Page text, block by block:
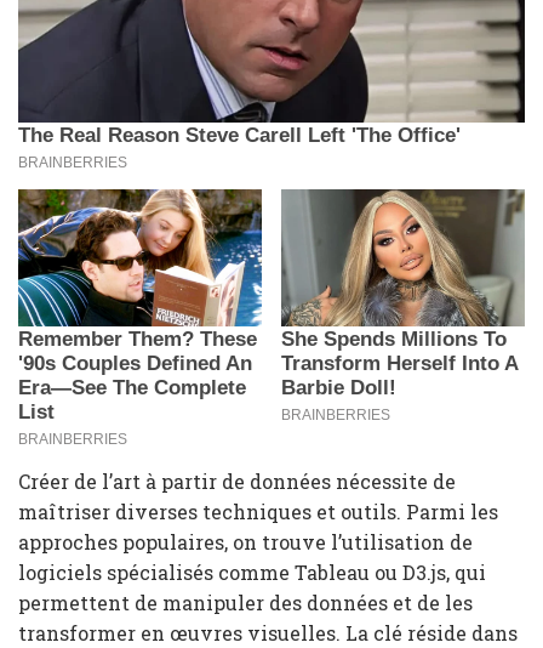
Créer de l’art à partir de données nécessite de
maîtriser diverses techniques et outils. Parmi les
approches populaires, on trouve l’utilisation de
logiciels spécialisés comme Tableau ou D3.js, qui
permettent de manipuler des données et de les
transformer en œuvres visuelles. La clé réside dans